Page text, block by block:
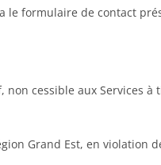
le formulaire de contact
non cessible aux Services
Grand Est, en violation